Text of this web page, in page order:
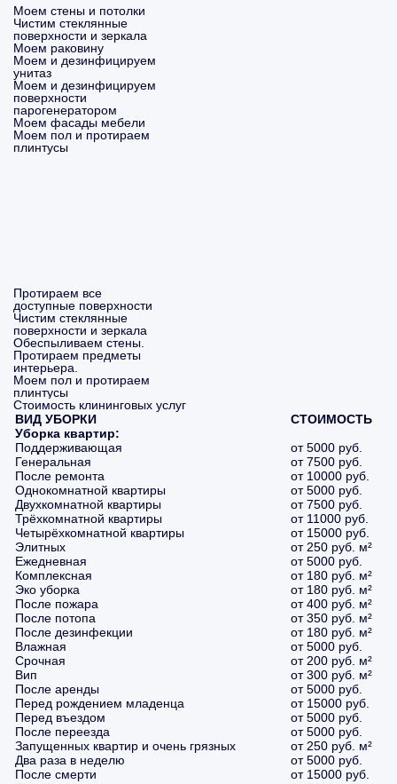
Моем стены и потолки
Чистим стеклянные
поверхности и зеркала
Моем раковину
Моем и дезинфицируем
унитаз
Моем и дезинфицируем
поверхности
парогенератором
Моем фасады мебели
Моем пол и протираем
плинтусы
Протираем все
доступные поверхности
Чистим стеклянные
поверхности и зеркала
Обеспыливаем стены.
Протираем предметы
интерьера.
Моем пол и протираем
плинтусы
Стоимость клининговых услуг
ВИД УБОРКИ
СТОИМОСТЬ
Уборка квартир:
Поддерживающая
от 5000 руб.
Генеральная
от 7500 руб.
После ремонта
от 10000 руб.
Однокомнатной квартиры
от 5000 руб.
Двухкомнатной квартиры
от 7500 руб.
Трёхкомнатной квартиры
от 11000 руб.
Четырёхкомнатной квартиры
от 15000 руб.
Элитных
от 250 руб. м²
Ежедневная
от 5000 руб.
Комплексная
от 180 руб. м²
Эко уборка
от 180 руб. м²
После пожара
от 400 руб. м²
После потопа
от 350 руб. м²
После дезинфекции
от 180 руб. м²
Влажная
от 5000 руб.
Срочная
от 200 руб. м²
Вип
от 300 руб. м²
После аренды
от 5000 руб.
Перед рождением младенца
от 15000 руб.
Перед въездом
от 5000 руб.
После переезда
от 5000 руб.
Запущенных квартир и очень грязных
от 250 руб. м²
Два раза в неделю
от 5000 руб.
После смерти
от 15000 руб.